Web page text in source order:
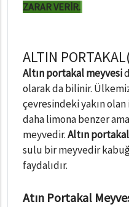
ZARAR VERİR.
ALTIN
Altın portakal meyvesi
olarak da bilinir.
çevresindeki yakın
daha limona benzer
meyvedir.Altın
sulu bir meyvedir
faydalıdır.
Atın Portakal